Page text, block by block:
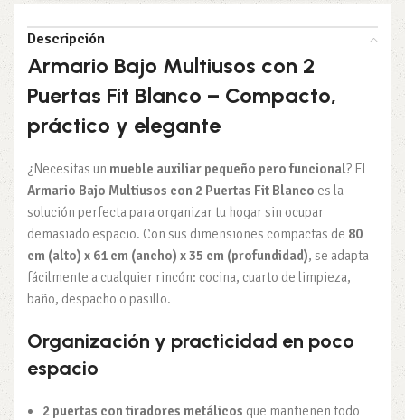
Descripción
Armario Bajo Multiusos con 2
Puertas Fit Blanco – Compacto,
práctico y elegante
¿Necesitas un mueble auxiliar pequeño pero funcional? El
Armario Bajo Multiusos con 2 Puertas Fit Blanco es la
solución perfecta para organizar tu hogar sin ocupar
demasiado espacio. Con sus dimensiones compactas de 80
cm (alto) x 61 cm (ancho) x 35 cm (profundidad), se adapta
fácilmente a cualquier rincón: cocina, cuarto de limpieza,
baño, despacho o pasillo.
Organización y practicidad en poco
espacio
2 puertas con tiradores metálicos que mantienen todo